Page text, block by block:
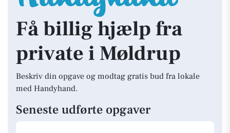
Få billig hjælp fra
private i Møldrup
Beskriv din opgave og modtag gratis bud fra lokale
med Handyhand.
Seneste udførte opgaver